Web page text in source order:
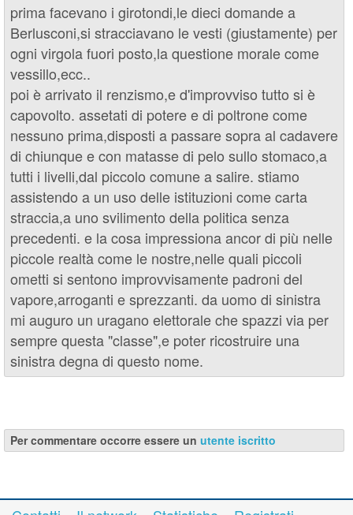
prima facevano i girotondi,le dieci domande a
Berlusconi,si stracciavano le vesti (giustamente) per
ogni virgola fuori posto,la questione morale come
vessillo,ecc..
poi è arrivato il renzismo,e d'improvviso tutto si è
capovolto. assetati di potere e di poltrone come
nessuno prima,disposti a passare sopra al cadavere
di chiunque e con matasse di pelo sullo stomaco,a
tutti i livelli,dal piccolo comune a salire. stiamo
assistendo a un uso delle istituzioni come carta
straccia,a uno svilimento della politica senza
precedenti. e la cosa impressiona ancor di più nelle
piccole realtà come le nostre,nelle quali piccoli
ometti si sentono improvvisamente padroni del
vapore,arroganti e sprezzanti. da uomo di sinistra
mi auguro un uragano elettorale che spazzi via per
sempre questa "classe",e poter ricostruire una
sinistra degna di questo nome.
Per commentare occorre essere un utente iscritto